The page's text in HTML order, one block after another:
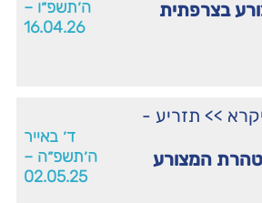
בצרפתית
ה׳תשפ״ו –
16.04.26
>> תזריע -
המצורע
ד׳ באייר
ה׳תשפ״ה –
02.05.25